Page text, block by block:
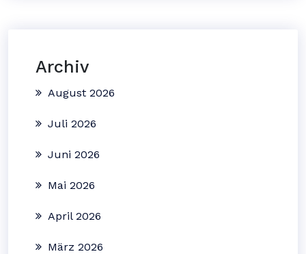
Archiv
August 2026
Juli 2026
Juni 2026
Mai 2026
April 2026
März 2026